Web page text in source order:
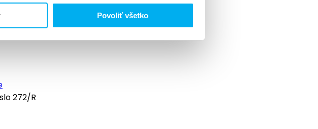
Povoliť všetko
272/R